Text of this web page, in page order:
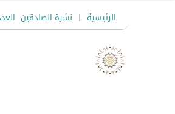
الرئيسية | نشرة الصادقين العدد